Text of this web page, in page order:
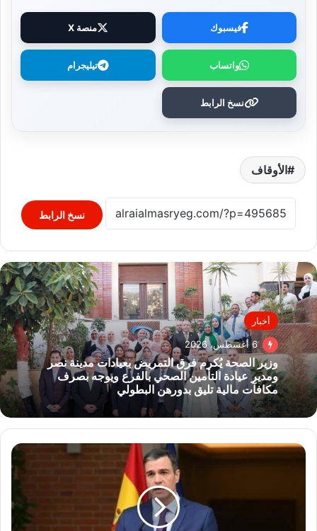
فيسبوك منصة X
واتساب تيليجرام
نسخ الرابط
الأوقاف
نسخ الرابط
أخبار
6 أغسطس، 2026
وزير الصحة يُكرم فرق التمريض بعيادات مدينة نصر
ومدير عيادة التأمين الصحي بالفرع ويوجه بصرف
مكافآت مالية تليق بدورهن البطولي
بيدرو